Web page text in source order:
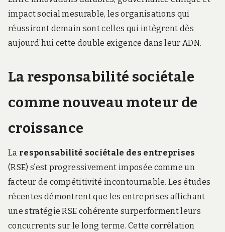
impact social mesurable, les organisations qui
réussiront demain sont celles qui intègrent dès
aujourd’hui cette double exigence dans leur ADN.
La responsabilité sociétale
comme nouveau moteur de
croissance
La responsabilité sociétale des entreprises
(RSE) s’est progressivement imposée comme un
facteur de compétitivité incontournable. Les études
récentes démontrent que les entreprises affichant
une stratégie RSE cohérente surperforment leurs
concurrents sur le long terme. Cette corrélation